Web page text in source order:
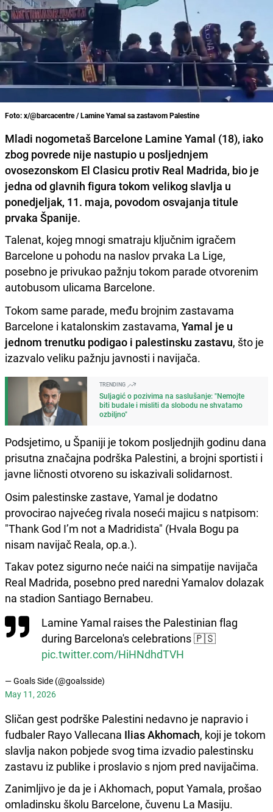
Foto: x/@barcacentre / Lamine Yamal sa zastavom Palestine
Mladi nogometaš Barcelone Lamine Yamal (18), iako
zbog povrede nije nastupio u posljednjem
ovosezonskom El Clasicu protiv Real Madrida, bio je
jedna od glavnih figura tokom velikog slavlja u
ponedjeljak, 11. maja, povodom osvajanja titule
prvaka Španije.
Talenat, kojeg mnogi smatraju ključnim igračem
Barcelone u pohodu na naslov prvaka La Lige,
posebno je privukao pažnju tokom parade otvorenim
autobusom ulicama Barcelone.
Tokom same parade, među brojnim zastavama
Barcelone i katalonskim zastavama, Yamal je u
jednom trenutku podigao i palestinsku zastavu, što je
izazvalo veliku pažnju javnosti i navijača.
TRENDING
Suljagić o pozivima na saslušanje: "Nemojte
biti budale i misliti da slobodu ne shvatamo
ozbiljno"
Podsjetimo, u Španiji je tokom posljednjih godinu dana
prisutna značajna podrška Palestini, a brojni sportisti i
javne ličnosti otvoreno su iskazivali solidarnost.
Osim palestinske zastave, Yamal je dodatno
provocirao najvećeg rivala noseći majicu s natpisom:
"Thank God I’m not a Madridista" (Hvala Bogu pa
nisam navijač Reala, op.a.).
Takav potez sigurno neće naići na simpatije navijača
Real Madrida, posebno pred naredni Yamalov dolazak
na stadion Santiago Bernabeu.
Lamine Yamal raises the Palestinian flag
during Barcelona's celebrations 🇵🇸
pic.twitter.com/HiHNdhdTVH
— Goals Side (@goalsside)
May 11, 2026
Sličan gest podrške Palestini nedavno je napravio i
fudbaler Rayo Vallecana Ilias Akhomach, koji je tokom
slavlja nakon pobjede svog tima izvadio palestinsku
zastavu iz publike i proslavio s njom pred navijačima.
Zanimljivo je da je i Akhomach, poput Yamala, prošao
omladinsku školu Barcelone, čuvenu La Masiju.